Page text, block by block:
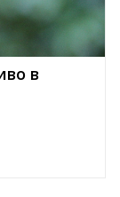
в